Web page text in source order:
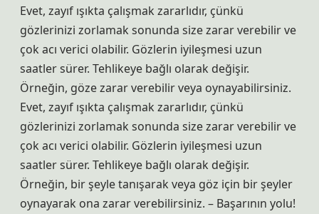
Evet, zayıf ışıkta çalışmak zararlıdır, çünkü
gözlerinizi zorlamak sonunda size zarar verebilir ve
çok acı verici olabilir. Gözlerin iyileşmesi uzun
saatler sürer. Tehlikeye bağlı olarak değişir.
Örneğin, göze zarar verebilir veya oynayabilirsiniz.
Evet, zayıf ışıkta çalışmak zararlıdır, çünkü
gözlerinizi zorlamak sonunda size zarar verebilir ve
çok acı verici olabilir. Gözlerin iyileşmesi uzun
saatler sürer. Tehlikeye bağlı olarak değişir.
Örneğin, bir şeyle tanışarak veya göz için bir şeyler
oynayarak ona zarar verebilirsiniz. – Başarının yolu!